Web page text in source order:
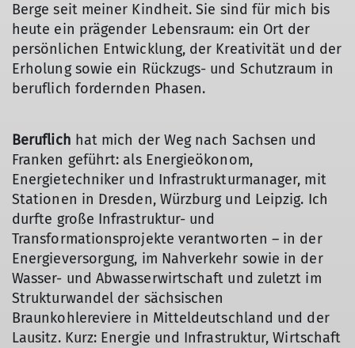
© DAV Würzburg - Menke, Norbert
Berge seit meiner Kindheit. Sie sind für mich bis
heute ein prägender Lebensraum: ein Ort der
persönlichen Entwicklung, der Kreativität und der
Erholung sowie ein Rückzugs- und Schutzraum in
beruflich fordernden Phasen.
Beruflich hat mich der Weg nach Sachsen und
Franken geführt: als Energieökonom,
Energietechniker und Infrastrukturmanager, mit
Stationen in Dresden, Würzburg und Leipzig. Ich
durfte große Infrastruktur- und
Transformationsprojekte verantworten – in der
Energieversorgung, im Nahverkehr sowie in der
Wasser- und Abwasserwirtschaft und zuletzt im
Strukturwandel der sächsischen
Braunkohlereviere in Mitteldeutschland und der
Lausitz. Kurz: Energie und Infrastruktur, Wirtschaft